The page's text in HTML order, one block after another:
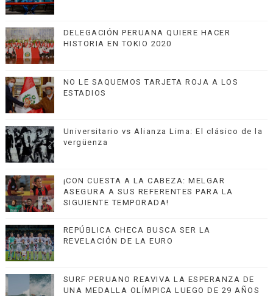
DELEGACIÓN PERUANA QUIERE HACER
HISTORIA EN TOKIO 2020
NO LE SAQUEMOS TARJETA ROJA A LOS
ESTADIOS
Universitario vs Alianza Lima: El clásico de la
vergüenza
¡CON CUESTA A LA CABEZA: MELGAR
ASEGURA A SUS REFERENTES PARA LA
SIGUIENTE TEMPORADA!
REPÚBLICA CHECA BUSCA SER LA
REVELACIÓN DE LA EURO
SURF PERUANO REAVIVA LA ESPERANZA DE
UNA MEDALLA OLÍMPICA LUEGO DE 29 AÑOS